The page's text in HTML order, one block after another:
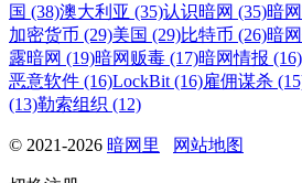
国 (38)澳大利亚 (35)认识暗网 (35)暗
加密货币 (29)美国 (29)比特币 (26)暗
露暗网 (19)暗网贩毒 (17)暗网情报 (16)
恶意软件 (16)LockBit (16)雇佣谋杀
(13)勒索组织 (12)
© 2021-2026 暗网里 网站地图